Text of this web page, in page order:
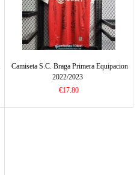
Camiseta S.C. Braga Primera Equipacion
2022/2023
€17.80